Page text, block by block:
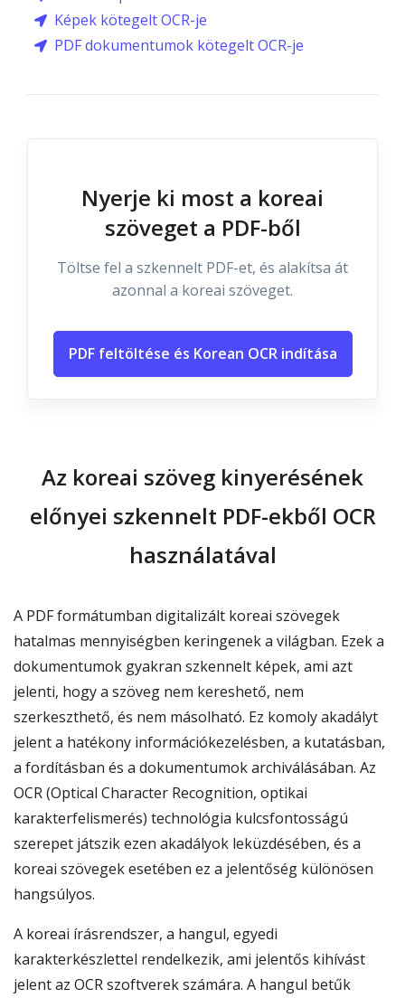
Képek kötegelt OCR-je
PDF dokumentumok kötegelt OCR-je
Nyerje ki most a koreai
szöveget a PDF-ből
Töltse fel a szkennelt PDF-et, és alakítsa át
azonnal a koreai szöveget.
PDF feltöltése és Korean OCR indítása
Az koreai szöveg kinyerésének
előnyei szkennelt PDF-ekből OCR
használatával
A PDF formátumban digitalizált koreai szövegek
hatalmas mennyiségben keringenek a világban. Ezek a
dokumentumok gyakran szkennelt képek, ami azt
jelenti, hogy a szöveg nem kereshető, nem
szerkeszthető, és nem másolható. Ez komoly akadályt
jelent a hatékony információkezelésben, a kutatásban,
a fordításban és a dokumentumok archiválásában. Az
OCR (Optical Character Recognition, optikai
karakterfelismerés) technológia kulcsfontosságú
szerepet játszik ezen akadályok leküzdésében, és a
koreai szövegek esetében ez a jelentőség különösen
hangsúlyos.
A koreai írásrendszer, a hangul, egyedi
karakterkészlettel rendelkezik, ami jelentős kihívást
jelent az OCR szoftverek számára. A hangul betűk